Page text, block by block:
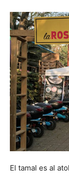
El tamal es al